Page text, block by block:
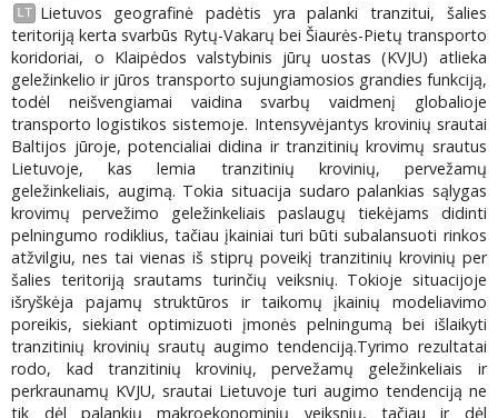
LT
Lietuvos geografinė padėtis yra palanki tranzitui, šalies
teritoriją kerta svarbūs Rytų-Vakarų bei Šiaurės-Pietų transporto
koridoriai, o Klaipėdos valstybinis jūrų uostas (KVJU) atlieka
geležinkelio ir jūros transporto sujungiamosios grandies funkciją,
todėl neišvengiamai vaidina svarbų vaidmenį globalioje
transporto logistikos sistemoje. Intensyvėjantys krovinių srautai
Baltijos jūroje, potencialiai didina ir tranzitinių krovimų srautus
Lietuvoje, kas lemia tranzitinių krovinių, pervežamų
geležinkeliais, augimą. Tokia situacija sudaro palankias sąlygas
krovimų pervežimo geležinkeliais paslaugų tiekėjams didinti
pelningumo rodiklius, tačiau įkainiai turi būti subalansuoti rinkos
atžvilgiu, nes tai vienas iš stiprų poveikį tranzitinių krovinių per
šalies teritoriją srautams turinčių veiksnių. Tokioje situacijoje
išryškėja pajamų struktūros ir taikomų įkainių modeliavimo
poreikis, siekiant optimizuoti įmonės pelningumą bei išlaikyti
tranzitinių krovinių srautų augimo tendenciją.Tyrimo rezultatai
rodo, kad tranzitinių krovinių, pervežamų geležinkeliais ir
perkraunamų KVJU, srautai Lietuvoje turi augimo tendenciją ne
tik dėl palankių makroekonominių veiksnių, tačiau ir dėl